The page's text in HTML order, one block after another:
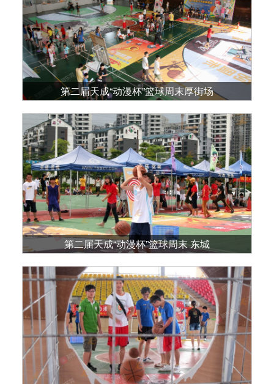
第二届天成“动漫杯”篮球周末厚街场
第二届天成“动漫杯”篮球周末 东城